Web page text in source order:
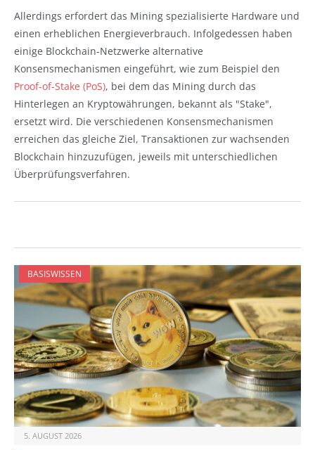
Allerdings erfordert das Mining spezialisierte Hardware und
einen erheblichen Energieverbrauch. Infolgedessen haben
einige Blockchain-Netzwerke alternative
Konsensmechanismen eingeführt, wie zum Beispiel den
Proof-of-Stake (PoS), bei dem das Mining durch das
Hinterlegen an Kryptowährungen, bekannt als "Stake",
ersetzt wird. Die verschiedenen Konsensmechanismen
erreichen das gleiche Ziel, Transaktionen zur wachsenden
Blockchain hinzuzufügen, jeweils mit unterschiedlichen
Überprüfungsverfahren.
BASISWISSEN
5. AUGUST 2026